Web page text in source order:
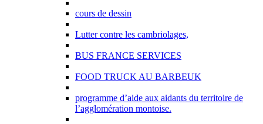
cours de dessin
Lutter contre les cambriolages,
BUS FRANCE SERVICES
FOOD TRUCK AU BARBEUK
programme d’aide aux aidants du territoire de
l’agglomération montoise.